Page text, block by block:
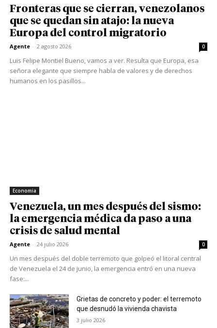
Fronteras que se cierran, venezolanos
que se quedan sin atajo: la nueva
Europa del control migratorio
Agente - 2 agosto 2026 0
Luis Felipe Montiel Bueno, vamos a ver. Resulta que Europa, esa
señora elegante que siempre habla de valores y de derechos
humanos en los pasillos...
Economia
Venezuela, un mes después del sismo:
la emergencia médica da paso a una
crisis de salud mental
Agente - 24 julio 2026 0
Un mes después del doble terremoto que golpeó el litoral central
de Venezuela el 24 de junio, la emergencia entró en una nueva
fase:...
Grietas de concreto y poder: el terremoto
que desnudó la vivienda chavista
3 julio 2026